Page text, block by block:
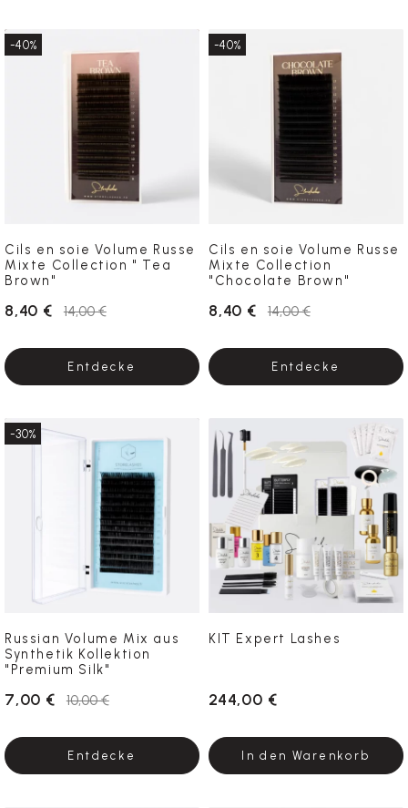
Cils en soie Volume Russe
Mixte Collection " Tea
Brown"
8,40 € 14,00 €
Entdecke
-40%
Cils en soie Volume Russe
Mixte Collection
"Chocolate Brown"
8,40 € 14,00 €
Entdecke
-40%
Russian Volume Mix aus
Synthetik Kollektion
"Premium Silk"
7,00 € 10,00 €
Entdecke
-30%
KIT Expert Lashes
244,00 €
In den Warenkorb